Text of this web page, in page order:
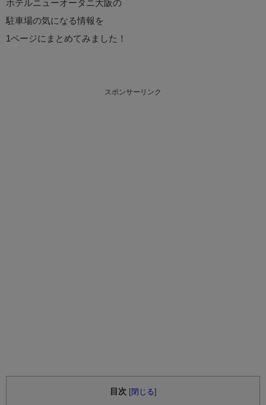
ホテルニューオータニ大阪の
駐車場の気になる情報を
1ページにまとめてみました！
スポンサーリンク
目次 閉じる